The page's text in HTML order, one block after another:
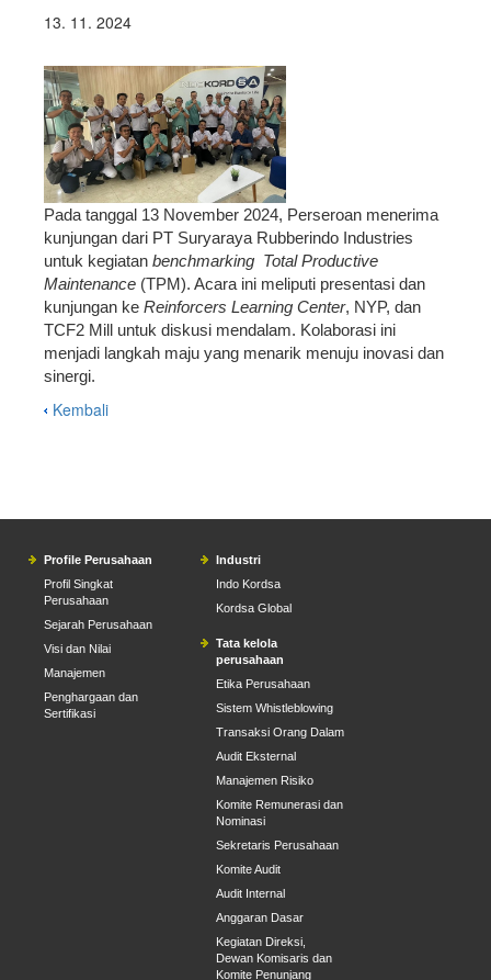
13. 11. 2024
Pada tanggal 13 November 2024, Perseroan menerima
kunjungan dari PT Suryaraya Rubberindo Industries
untuk kegiatan benchmarking Total Productive
Maintenance (TPM). Acara ini meliputi presentasi dan
kunjungan ke Reinforcers Learning Center, NYP, dan
TCF2 Mill untuk diskusi mendalam. Kolaborasi ini
menjadi langkah maju yang menarik menuju inovasi dan
sinergi.
Kembali
Profile Perusahaan
Profil Singkat
Perusahaan
Sejarah Perusahaan
Visi dan Nilai
Manajemen
Penghargaan dan
Sertifikasi
Industri
Indo Kordsa
Kordsa Global
Tata kelola
perusahaan
Etika Perusahaan
Sistem Whistleblowing
Transaksi Orang Dalam
Audit Eksternal
Manajemen Risiko
Komite Remunerasi dan
Nominasi
Sekretaris Perusahaan
Komite Audit
Audit Internal
Anggaran Dasar
Kegiatan Direksi,
Dewan Komisaris dan
Komite Penunjang